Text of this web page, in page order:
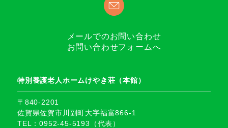
メールでのお問い合わせ
お問い合わせフォームへ
特別養護老人ホームけやき荘（本館）
〒840-2201
佐賀県佐賀市川副町大字福富866-1
TEL：0952-45-5193（代表）